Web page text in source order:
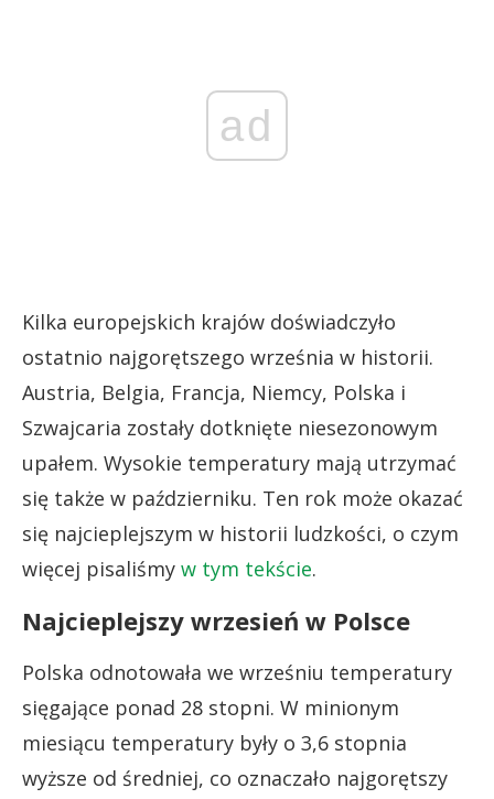
ad
Kilka europejskich krajów doświadczyło
ostatnio najgorętszego września w historii.
Austria, Belgia, Francja, Niemcy, Polska i
Szwajcaria zostały dotknięte niesezonowym
upałem. Wysokie temperatury mają utrzymać
się także w październiku. Ten rok może okazać
się najcieplejszym w historii ludzkości, o czym
więcej pisaliśmy w tym tekście.
Najcieplejszy wrzesień w Polsce
Polska odnotowała we wrześniu temperatury
sięgające ponad 28 stopni. W minionym
miesiącu temperatury były o 3,6 stopnia
wyższe od średniej, co oznaczało najgorętszy